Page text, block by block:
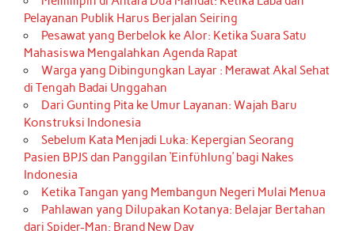
Pelayanan Publik Harus Berjalan Seiring
Pesawat yang Berbelok ke Alor: Ketika Suara Satu
Mahasiswa Mengalahkan Agenda Rapat
Warga yang Dibingungkan Layar : Merawat Akal Sehat
di Tengah Badai Unggahan
Dari Gunting Pita ke Umur Layanan: Wajah Baru
Konstruksi Indonesia
Sebelum Kata Menjadi Luka: Kepergian Seorang
Pasien BPJS dan Panggilan ‘Einfühlung’ bagi Nakes
Indonesia
Ketika Tangan yang Membangun Negeri Mulai Menua
Pahlawan yang Dilupakan Kotanya: Belajar Bertahan
dari Spider-Man: Brand New Day